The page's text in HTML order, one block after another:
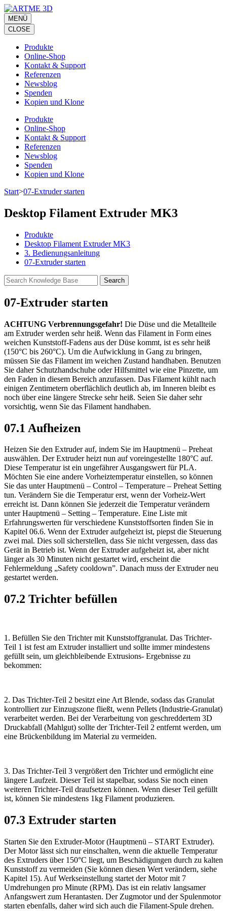
Zum
Inhalt
springen
(Eingabetaste
drücken)
MENÜ
CLOSE
Produkte
Online-Shop
Kontakt & Support
Referenzen
Newsblog
Spenden
Kopien und Klone
Produkte
Online-Shop
Kontakt & Support
Referenzen
Newsblog
Spenden
Kopien und Klone
Start>07-Extruder starten
Desktop Filament Extruder MK3
Produkte
Desktop Filament Extruder MK3
3. Bedienungsanleitung
07-Extruder starten
07-Extruder starten
ACHTUNG Verbrennungsgefahr! Die Düse und die Metallteile
am Extruder werden sehr heiß. Wenn das Filament in Form eines
weichen Kunststoff-Fadens aus der Düse kommt, ist es sehr heiß
(150°C bis 260°C). Um die Aufwicklung in Gang zu bringen,
müssen Sie das Filament im weichen Zustand handhaben. Benutzen
Sie daher Schutzhandschuhe oder Hilfsmittel wie eine Pinzette, um
den Faden in diesem Bereich anzufassen. Das Filament kühlt nach
einigen Zentimetern oberflächlich deutlich ab, im Inneren bleibt es
noch über eine längere Strecke sehr heiß. Seien Sie daher sehr
vorsichtig, wenn Sie das Filament handhaben.
07.1 Aufheizen
Heizen Sie den Extruder auf, indem Sie im Hauptmenü – Preheat
auswählen. Der Extruder heizt nun auf voreingestellte 180°C auf.
Diese Temperatur ist ein ungefährer Ausgangswert für PLA.
Möchten Sie eine andere Vorheiztemperatur einstellen, so können
Sie das unter Hauptmenü – Control – Temperature – Preheat Setting
tun. Verändern Sie die Temperatur erst, wenn der Vorheiz-Wert
erreicht ist. Dann können Sie jederzeit die Temperatur verändern
unter Hauptmenü – Setting – Temperature. Eine Liste mit
Erfahrungswerten für verschiedene Kunststoffsorten finden Sie in
Kapitel 06.6. Wenn der Extruder aufgeheizt ist, piepst die Steuerung
zwei mal. Dies soll sicherstellen, dass Sie nicht vergessen, dass das
Gerät in Betrieb ist. Wenn der Extruder aufgeheizt ist, aber nicht
länger als 30 Minuten nicht gestartet wird, erscheint die
Fehlermeldung „Safety cooldown”. Danach muss der Extruder neu
gestartet werden.
07.2 Trichter befüllen
1. Befüllen Sie den Trichter mit Kunststoffgranulat. Das Trichter-
Teil 1 ist fest am Extruder installiert und sollte immer mindestens
gefüllt sein, um gleichbleibende Extrusions- Ergebnisse zu
bekommen:
2. Das Trichter-Teil 2 besitzt eine Art Blende, sodass das Granulat
kontrolliert zur Einzugszone fließt, wenn Pellets (Industrie-Granulat)
verarbeitet werden. Bei der Verarbeitung von geschreddertem 3D
Druckabfall (Mahlgut) sollte der Trichter-Teil 2 entfernt werden, um
eine Brückenbildung im Material zu vermeiden.
3. Das Trichter-Teil 3 vergrößert den Trichter und ermöglicht eine
längere Laufzeit. Dieser Teil ist stapelbar, sodass Sie noch einen
weiteren Trichter-Teil draufsetzen können. Wenn dieser Teil gefüllt
ist, können Sie mindestens 1kg Filament produzieren.
07.3 Extruder starten
Starten Sie den Extruder-Motor (Hauptmenü – START Extruder).
Der Motor lässt sich nur einschalten, wenn die aktuelle Temperatur
des Extruders über 150°C liegt, um Beschädigungen durch zu kalten
Kunststoff zu vermeiden (Sie können diesen Wert verändern, siehe
Kapitel 15). Auf Werkseinstellung startet der Motor mit 7
Umdrehungen pro Minute (RPM). Das ist ein relativ langsamer
Anfangswert zum Herantasten. Der Zugmotor und der Spulenmotor
starten ebenfalls, daher wird sich auch die Filament-Spule drehen.